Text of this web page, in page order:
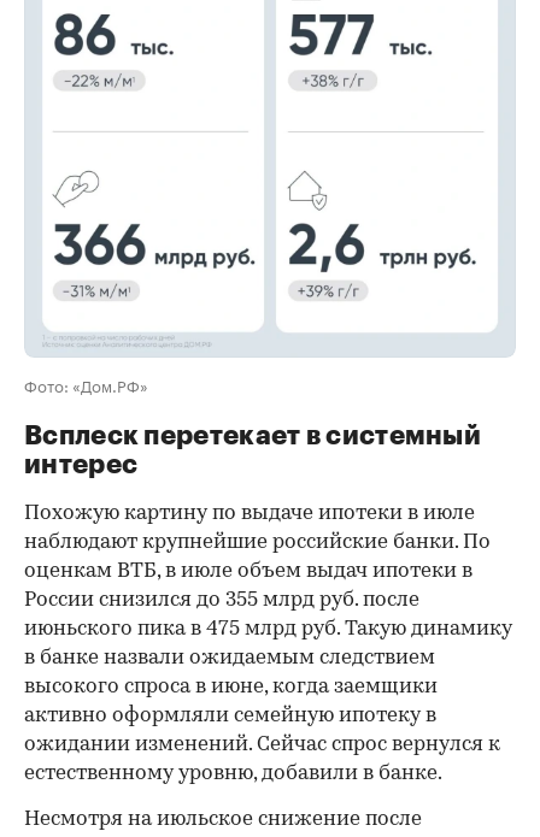
Фото: «Дом.РФ»
Всплеск перетекает в системный
интерес
Похожую картину по выдаче ипотеки в июле
наблюдают крупнейшие российские банки. По
оценкам ВТБ, в июле объем выдач ипотеки в
России снизился до 355 млрд руб. после
июньского пика в 475 млрд руб. Такую динамику
в банке назвали ожидаемым следствием
высокого спроса в июне, когда заемщики
активно оформляли семейную ипотеку в
ожидании изменений. Сейчас спрос вернулся к
естественному уровню, добавили в банке.
Несмотря на июльское снижение после